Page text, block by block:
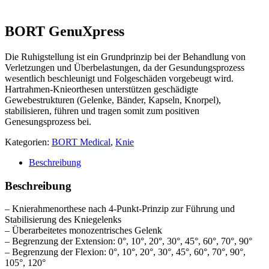
BORT GenuXpress
Die Ruhigstellung ist ein Grundprinzip bei der Behandlung von
Verletzungen und Überbelastungen, da der Gesundungsprozess
wesentlich beschleunigt und Folgeschäden vorgebeugt wird.
Hartrahmen-Knieorthesen unterstützen geschädigte
Gewebestrukturen (Gelenke, Bänder, Kapseln, Knorpel),
stabilisieren, führen und tragen somit zum positiven
Genesungsprozess bei.
Kategorien: BORT Medical, Knie
Beschreibung
Beschreibung
– Knierahmenorthese nach 4-Punkt-Prinzip zur Führung und
Stabilisierung des Kniegelenks
– Überarbeitetes monozentrisches Gelenk
– Begrenzung der Extension: 0°, 10°, 20°, 30°, 45°, 60°, 70°, 90°
– Begrenzung der Flexion: 0°, 10°, 20°, 30°, 45°, 60°, 70°, 90°,
105°, 120°